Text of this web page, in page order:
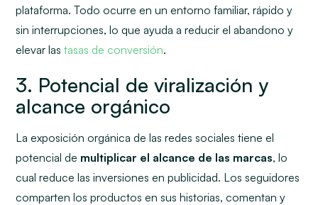
plataforma. Todo ocurre en un entorno familiar, rápido y
sin interrupciones, lo que ayuda a reducir el abandono y
elevar lastasas de conversión.
3. Potencial de viralización y
alcance orgánico
La exposición orgánica de las redes sociales tiene el
potencial de multiplicar el alcance de las marcas, lo
cual reduce las inversiones en publicidad. Los seguidores
comparten los productos en sus historias, comentan y